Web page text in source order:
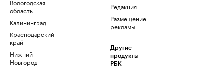
Вологодская
область
Калининград
Краснодарский
край
Нижний
Новгород
Редакция
Размещение
рекламы
Другие
продукты
РБК